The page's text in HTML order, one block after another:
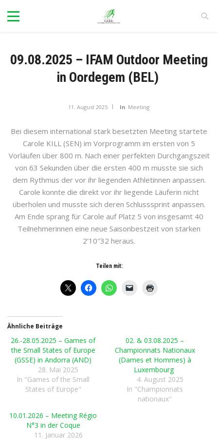
09.08.2025 – IFAM Outdoor Meeting
in Oordegem (BEL)
11. August 2025 In Meeting
Bei diesem international stark besetzten Meeting startete
Carole KILL (SEN) im Vorprogramm im ersten von 5
Vorläufen über 800 m. Nach einer perfekten Durchgangszeit
von 63 Sekunden über die ersten 400 m musste sie sich
dem Rythmus der vor ihr liegenden Athletinnen anpassen.
Carole konnte die direkt vor ihr liegende Läuferin nicht
überholen und musste sich deren Schlusssprint anpassen.
Am Ende sprang für Carole auf Platz 5 von insgesamt 40
Teilnehmerinnen eine neue Saisonbestzeit von starken
2’10″32 heraus.
Teilen mit:
Ähnliche Beiträge
26.-28.05.2025 – Games of
the Small States of Europe
(GSSE) in Andorra (AND)
28. Mai 2025
In "Games of the Small
States of Europe"
02. & 03.08.2025 –
Championnats Nationaux
(Dames et Hommes) à
Luxembourg
4. August 2025
In "Championnats
nationaux"
10.01.2026 – Meeting Régio
N°3 in der Coque
11. Januar 2026